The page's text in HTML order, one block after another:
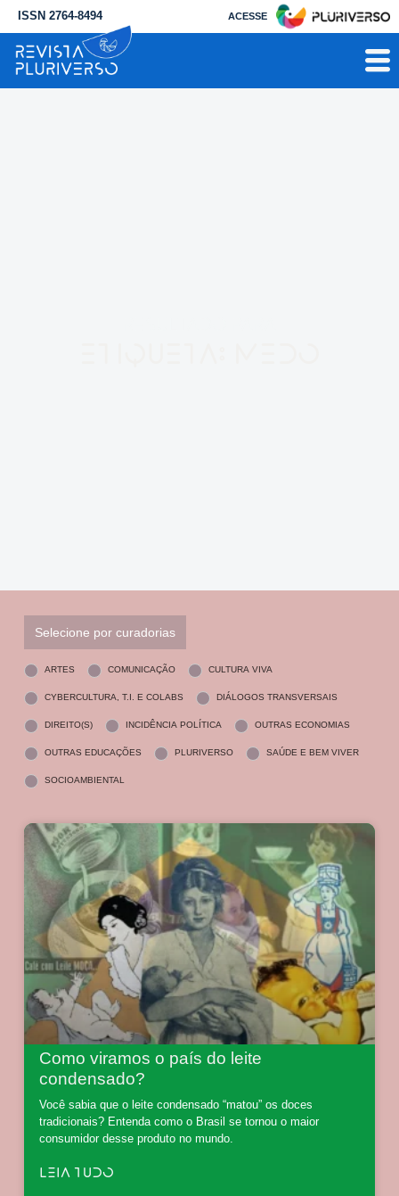
ISSN 2764-8494 ACESSE
Selecione por curadorias
ARTES COMUNICAÇÃO CULTURA VIVA
CYBERCULTURA, T.I. E COLABS DIÁLOGOS TRANSVERSAIS
DIREITO(S) INCIDÊNCIA POLÍTICA OUTRAS ECONOMIAS
OUTRAS EDUCAÇÕES PLURIVERSO SAÚDE E BEM VIVER
SOCIOAMBIENTAL
Como viramos o país do leite
condensado?
Você sabia que o leite condensado “matou” os doces
tradicionais? Entenda como o Brasil se tornou o maior
consumidor desse produto no mundo.
LEIA TUDO